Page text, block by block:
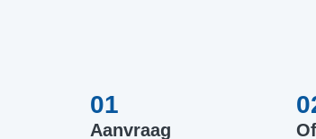
01
Aanvraag